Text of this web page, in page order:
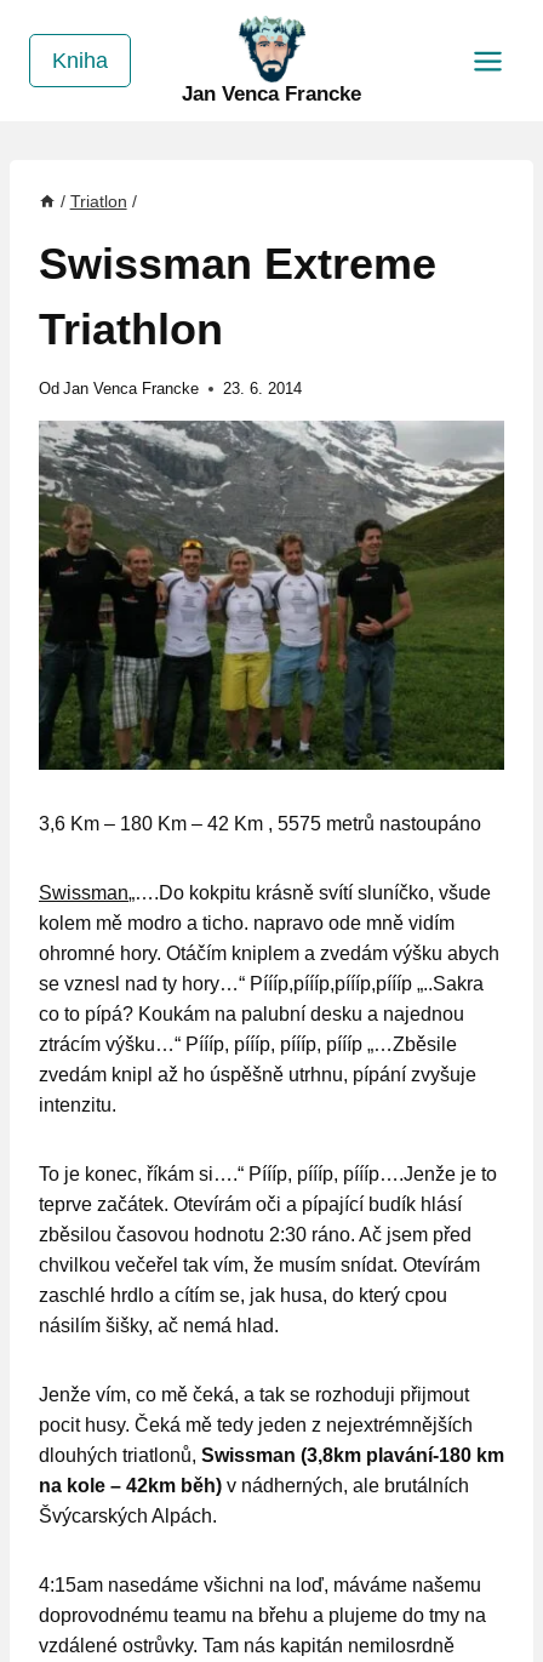
Kniha
Jan Venca Francke
/ Triatlon /
Swissman Extreme
Triathlon
Od Jan Venca Francke 23. 6. 2014
3,6 Km – 180 Km – 42 Km , 5575 metrů nastoupáno
Swissman„….Do kokpitu krásně svítí sluníčko, všude
kolem mě modro a ticho. napravo ode mně vidím
ohromné hory. Otáčím kniplem a zvedám výšku abych
se vznesl nad ty hory…“ Píííp,píííp,píííp,píííp „..Sakra
co to pípá? Koukám na palubní desku a najednou
ztrácím výšku…“ Píííp, píííp, píííp, píííp „…Zběsile
zvedám knipl až ho úspěšně utrhnu, pípání zvyšuje
intenzitu.
To je konec, říkám si….“ Píííp, píííp, píííp….Jenže je to
teprve začátek. Otevírám oči a pípající budík hlásí
zběsilou časovou hodnotu 2:30 ráno. Ač jsem před
chvilkou večeřel tak vím, že musím snídat. Otevírám
zaschlé hrdlo a cítím se, jak husa, do který cpou
násilím šišky, ač nemá hlad.
Jenže vím, co mě čeká, a tak se rozhoduji přijmout
pocit husy. Čeká mě tedy jeden z nejextrémnějších
dlouhých triatlonů, Swissman (3,8km plavání-180 km
na kole – 42km běh) v nádherných, ale brutálních
Švýcarských Alpách.
4:15am nasedáme všichni na loď, máváme našemu
doprovodnému teamu na břehu a plujeme do tmy na
vzdálené ostrůvky. Tam nás kapitán nemilosrdně